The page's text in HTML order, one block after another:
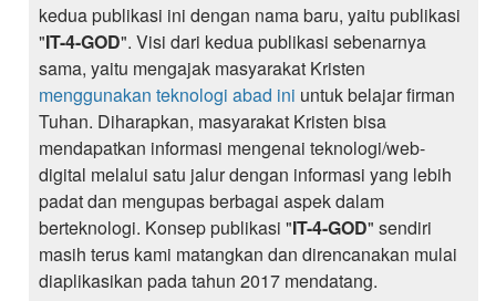
kedua publikasi ini dengan nama baru, yaitu publikasi
"IT-4-GOD". Visi dari kedua publikasi sebenarnya
sama, yaitu mengajak masyarakat Kristen
menggunakan teknologi abad ini untuk belajar firman
Tuhan. Diharapkan, masyarakat Kristen bisa
mendapatkan informasi mengenai teknologi/web-
digital melalui satu jalur dengan informasi yang lebih
padat dan mengupas berbagai aspek dalam
berteknologi. Konsep publikasi "IT-4-GOD" sendiri
masih terus kami matangkan dan direncanakan mulai
diaplikasikan pada tahun 2017 mendatang.